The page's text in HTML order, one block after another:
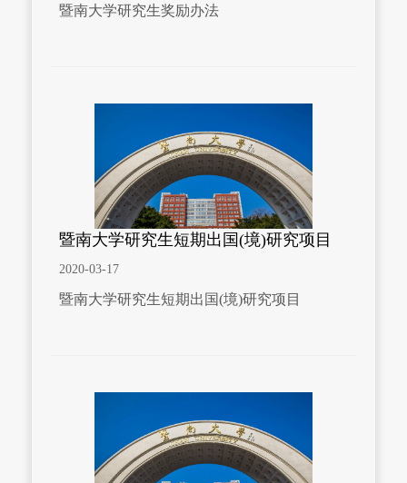
暨南大学研究生奖励办法
暨南大学研究生短期出国(境)研究项目
2020-03-17
暨南大学研究生短期出国(境)研究项目